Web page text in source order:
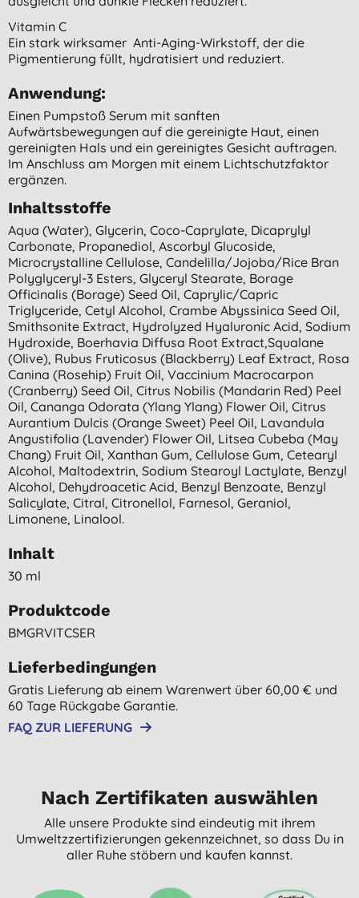
Vitamin C
Ein stark wirksamer Anti-Aging-Wirkstoff, der die
Pigmentierung füllt, hydratisiert und reduziert.
Anwendung:
Einen Pumpstoß Serum mit sanften
Aufwärtsbewegungen auf die gereinigte Haut, einen
gereinigten Hals und ein gereinigtes Gesicht auftragen.
Im Anschluss am Morgen mit einem Lichtschutzfaktor
ergänzen.
Inhaltsstoffe
Aqua (water), Glycerin, Coco-Caprylate, Dicaprylyl
Carbonate, Propanediol, Ascorbyl Glucoside,
Microcrystalline Cellulose, Candelilla/jojoba/rice Bran
Polyglyceryl-3 Esters, Glyceryl Stearate, Borage
Officinalis (borage) Seed Oil, Caprylic/capric
Triglyceride, Cetyl Alcohol, Crambe Abyssinica Seed Oil,
Smithsonite Extract, Hydrolyzed Hyaluronic Acid, Sodium
Hydroxide, Boerhavia Diffusa Root Extract,squalane
(olive), Rubus Fruticosus (blackberry) Leaf Extract, Rosa
Canina (rosehip) Fruit Oil, Vaccinium Macrocarpon
(cranberry) Seed Oil, Citrus Nobilis (mandarin Red) Peel
Oil, Cananga Odorata (ylang Ylang) Flower Oil, Citrus
Aurantium Dulcis (orange Sweet) Peel Oil, Lavandula
Angustifolia (lavender) Flower Oil, Litsea Cubeba (may
Chang) Fruit Oil, Xanthan Gum, Cellulose Gum, Cetearyl
Alcohol, Maltodextrin, Sodium Stearoyl Lactylate, Benzyl
Alcohol, Dehydroacetic Acid, Benzyl Benzoate, Benzyl
Salicylate, Citral, Citronellol, Farnesol, Geraniol,
Limonene, Linalool.
Inhalt
30 ml
Produktcode
BMGRVITCSER
Lieferbedingungen
Gratis Lieferung ab einem Warenwert über 60,00 € und
60 Tage Rückgabe Garantie.
FAQ ZUR LIEFERUNG
Nach Zertifikaten auswählen
Alle unsere Produkte sind eindeutig mit ihrem
Umweltzzertifizierungen gekennzeichnet, so dass Du in
aller Ruhe stöbern und kaufen kannst.